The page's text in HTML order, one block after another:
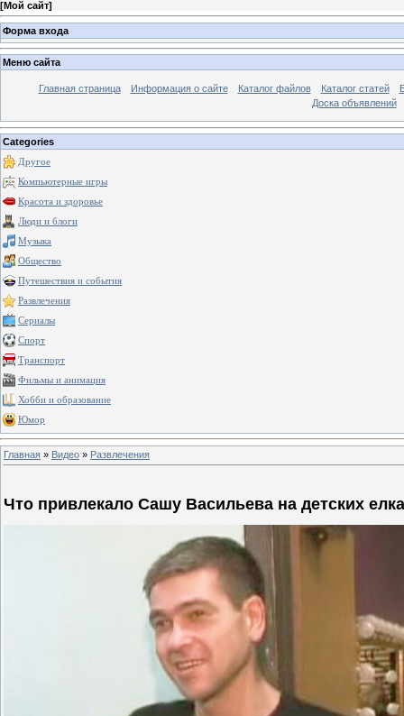
[Мой сайт]
Форма входа
Меню сайта
Главная страница Информация о сайте Каталог файлов Каталог статей
Доска объявлений
Categories
Другое
Компьютерные игры
Красота и здоровье
Люди и блоги
Музыка
Общество
Путешествия и события
Развлечения
Сериалы
Спорт
Транспорт
Фильмы и анимация
Хобби и образование
Юмор
Главная » Видео » Развлечения
Что привлекало Сашу Васильева на детских